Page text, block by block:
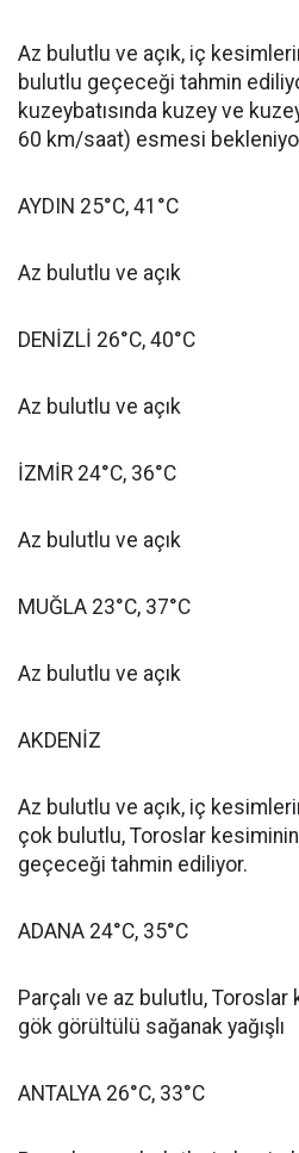
Az bulutlu ve açık, iç
bulutlu geçeceği tahmin
kuzeybatısında kuzey ve
60 km/saat) esmesi
AYDIN 25°C, 41°C
Az bulutlu ve açık
DENİZLİ 26°C, 40°C
Az bulutlu ve açık
İZMİR 24°C, 36°C
Az bulutlu ve açık
MUĞLA 23°C, 37°C
Az bulutlu ve açık
AKDENİZ
Az bulutlu ve açık, iç
çok bulutlu, Toroslar kesiminin
geçeceği tahmin ediliyor.
ADANA 24°C, 35°C
Parçalı ve az bulutlu,
gök görültülü sağanak yağışlı
ANTALYA 26°C, 33°C